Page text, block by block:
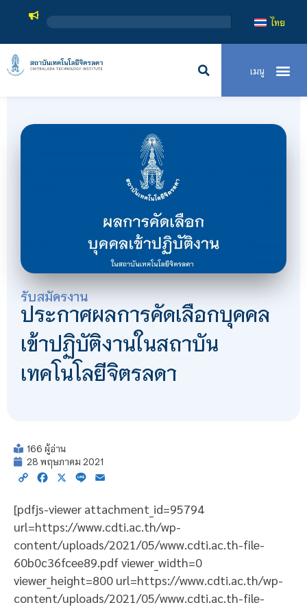
ไทย
รับสมัครงาน
ประกาศผลการคัดเลือกบุคคล
เข้าปฏิบัติงานในสถาบัน
เทคโนโลยีจิตรลดา
166 ผู้อ่าน
28 พฤษภาคม 2021
Copy Facebook
X Line
[pdfjs-viewer attachment_id=95794
url=https://www.cdti.ac.th/wp-
content/uploads/2021/05/www.cdti.ac.th-file-
60b0c36fcee89.pdf viewer_width=0
viewer_height=800 url=https://www.cdti.ac.th/wp-
content/uploads/2021/05/www.cdti.ac.th-file-